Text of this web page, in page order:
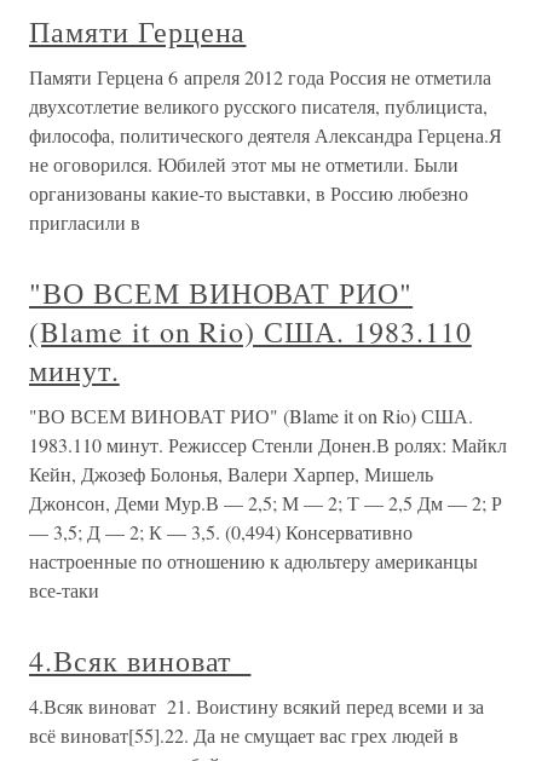
Памяти Герцена
Памяти Герцена 6 апреля 2012 года Россия не отметила
двухсотлетие великого русского писателя, публициста,
философа, политического деятеля Александра Герцена.Я
не оговорился. Юбилей этот мы не отметили. Были
организованы какие-то выставки, в Россию любезно
пригласили в
"ВО ВСЕМ ВИНОВАТ РИО"
(Blame it on Rio) США. 1983.110
минут.
"ВО ВСЕМ ВИНОВАТ РИО" (Blame it on Rio) США.
1983.110 минут. Режиссер Стенли Донен.В ролях: Майкл
Кейн, Джозеф Болонья, Валери Харпер, Мишель
Джонсон, Деми Мур.В — 2,5; М — 2; Т — 2,5 Дм — 2; Р
— 3,5; Д — 2; К — 3,5. (0,494) Консервативно
настроенные по отношению к адюльтеру американцы
все-таки
4.Всяк виноват
4.Всяк виноват 21. Воистину всякий перед всеми и за
всё виноват[55].22. Да не смущает вас грех людей в